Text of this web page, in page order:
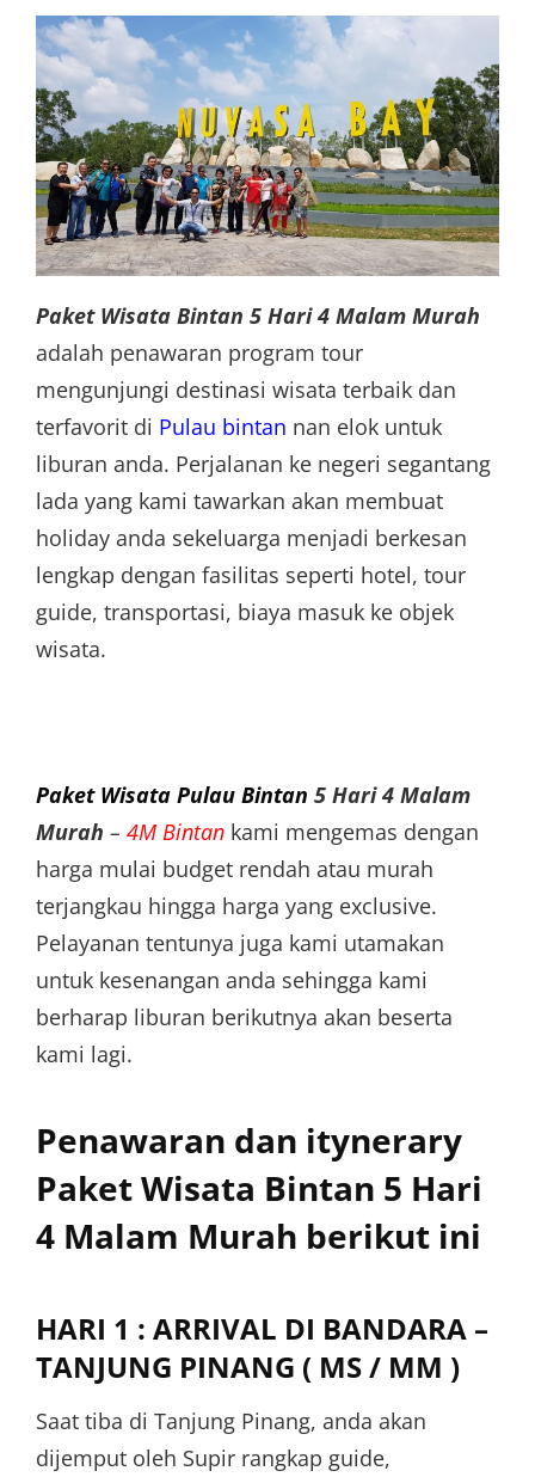
Paket Wisata Bintan 5 Hari 4 Malam Murah
adalah penawaran program tour
mengunjungi destinasi wisata terbaik dan
terfavorit di Pulau bintan nan elok untuk
liburan anda. Perjalanan ke negeri segantang
lada yang kami tawarkan akan membuat
holiday anda sekeluarga menjadi berkesan
lengkap dengan fasilitas seperti hotel, tour
guide, transportasi, biaya masuk ke objek
wisata.
Paket Wisata Pulau Bintan 5 Hari 4 Malam
Murah – 4M Bintan kami mengemas dengan
harga mulai budget rendah atau murah
terjangkau hingga harga yang exclusive.
Pelayanan tentunya juga kami utamakan
untuk kesenangan anda sehingga kami
berharap liburan berikutnya akan beserta
kami lagi.
Penawaran dan itynerary
Paket Wisata Bintan 5 Hari
4 Malam Murah berikut ini
HARI 1 : ARRIVAL DI BANDARA –
TANJUNG PINANG ( MS / MM )
Saat tiba di Tanjung Pinang, anda akan
dijemput oleh Supir rangkap guide,